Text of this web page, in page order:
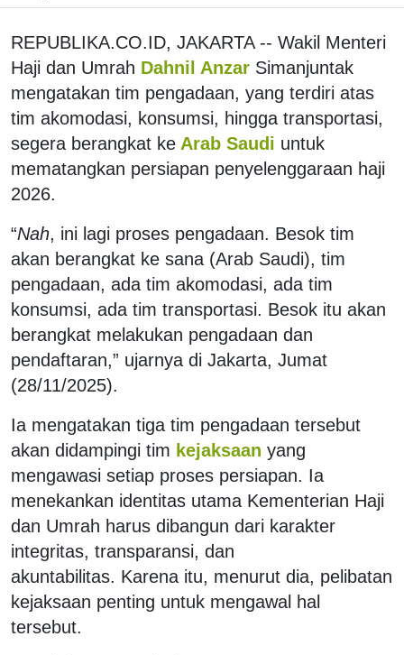
REPUBLIKA.CO.ID, JAKARTA -- Wakil Menteri
Haji dan Umrah Dahnil Anzar Simanjuntak
mengatakan tim pengadaan, yang terdiri atas
tim akomodasi, konsumsi, hingga transportasi,
segera berangkat ke Arab Saudi untuk
mematangkan persiapan penyelenggaraan haji
2026.
“Nah, ini lagi proses pengadaan. Besok tim
akan berangkat ke sana (Arab Saudi), tim
pengadaan, ada tim akomodasi, ada tim
konsumsi, ada tim transportasi. Besok itu akan
berangkat melakukan pengadaan dan
pendaftaran,” ujarnya di Jakarta, Jumat
(28/11/2025).
Ia mengatakan tiga tim pengadaan tersebut
akan didampingi tim kejaksaan yang
mengawasi setiap proses persiapan. Ia
menekankan identitas utama Kementerian Haji
dan Umrah harus dibangun dari karakter
integritas, transparansi, dan
akuntabilitas. Karena itu, menurut dia, pelibatan
kejaksaan penting untuk mengawal hal
tersebut.